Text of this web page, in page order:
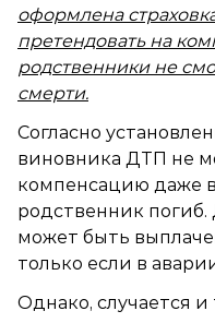
оформлена
претендовать на
родственники не
смерти.
Согласно
виновника ДТП не
компенсацию даже в
родственник
может быть
только если в
Однако, случается